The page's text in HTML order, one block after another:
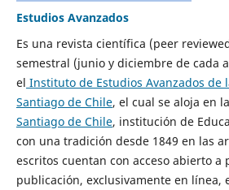
Estudios Avanzados
Es una revista científica (peer
semestral (junio y diciembre de cada
el Instituto de Estudios Avanzados de
Santiago de Chile, el cual se aloja en la
Santiago de Chile, institución de
con una tradición desde 1849 en las
escritos cuentan con acceso abierto a
publicación, exclusivamente en línea,